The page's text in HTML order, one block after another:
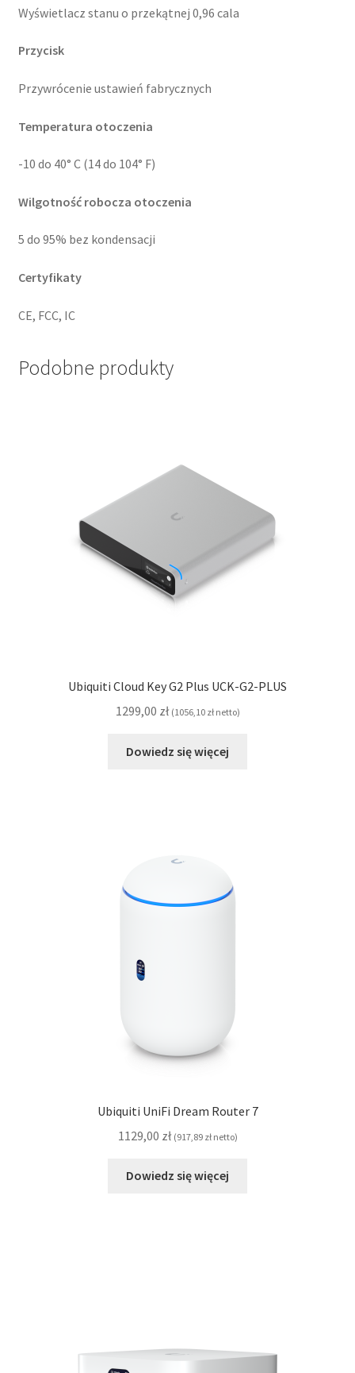
Wyświetlacz stanu o przekątnej 0,96 cala
Przycisk
Przywrócenie ustawień fabrycznych
Temperatura otoczenia
-10 do 40° C (14 do 104° F)
Wilgotność robocza otoczenia
5 do 95% bez kondensacji
Certyfikaty
CE, FCC, IC
Podobne produkty
Ubiquiti Cloud Key G2 Plus UCK-G2-PLUS
1299,00 zł (1056,10 złnetto)
Dowiedz się więcej
Ubiquiti UniFi Dream Router 7
1129,00 zł (917,89 złnetto)
Dowiedz się więcej